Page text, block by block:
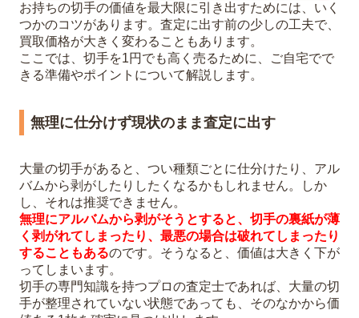
お持ちの切手の価値を最大限に引き出すためには、いく
つかのコツがあります。査定に出す前の少しの工夫で、
買取価格が大きく変わることもあります。
ここでは、切手を1円でも高く売るために、ご自宅でで
きる準備やポイントについて解説します。
無理に仕分けず現状のまま査定に出す
大量の切手があると、つい種類ごとに仕分けたり、アル
バムから剥がしたりしたくなるかもしれません。しか
し、それは推奨できません。
無理にアルバムから剥がそうとすると、切手の裏紙が薄
く剥がれてしまったり、最悪の場合は破れてしまったり
することもあるのです。そうなると、価値は大きく下が
ってしまいます。
切手の専門知識を持つプロの査定士であれば、大量の切
手が整理されていない状態であっても、そのなかから価